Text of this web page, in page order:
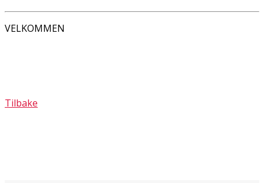
VELKOMMEN
Tilbake